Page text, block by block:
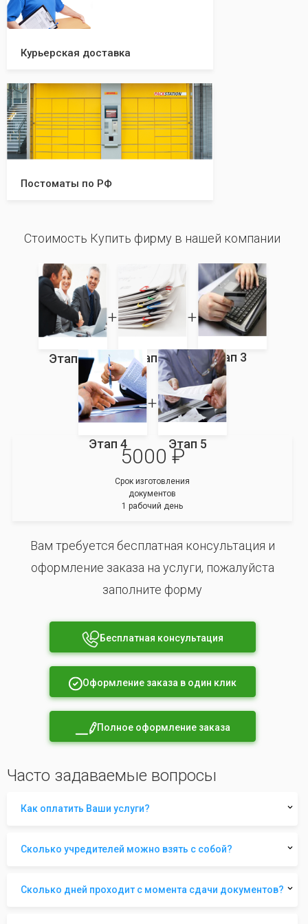
Курьерская доставка
Постоматы по РФ
Стоимость Купить фирму в нашей компании
Этап 1 Этап 2 Этап 3
Этап 4 Этап 5
5000 ₽
Срок изготовления
документов
1 рабочий день
Вам требуется бесплатная консультация и
оформление заказа на услуги, пожалуйста
заполните форму
Бесплатная консультация
Оформление заказа в один клик
Полное оформление заказа
Часто задаваемые вопросы
Как оплатить Ваши услуги?
Сколько учредителей можно взять с собой?
Сколько дней проходит с момента сдачи документов?